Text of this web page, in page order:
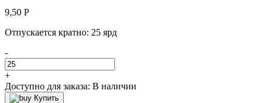
9,50 Р
Отпускается кратно: 25 ярд
-
+
Доступно для заказа: В наличии
Купить